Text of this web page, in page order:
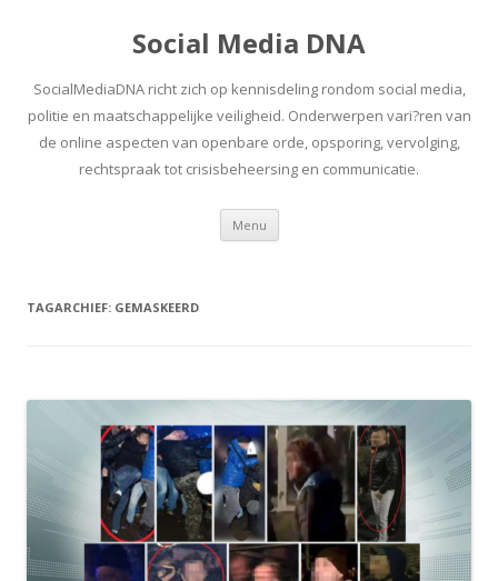
Social Media DNA
SocialMediaDNA richt zich op kennisdeling rondom social media,
politie en maatschappelijke veiligheid. Onderwerpen vari?ren van
de online aspecten van openbare orde, opsporing, vervolging,
rechtspraak tot crisisbeheersing en communicatie.
Menu Spring
inhoud
TAGARCHIEF: GEMASKEERD